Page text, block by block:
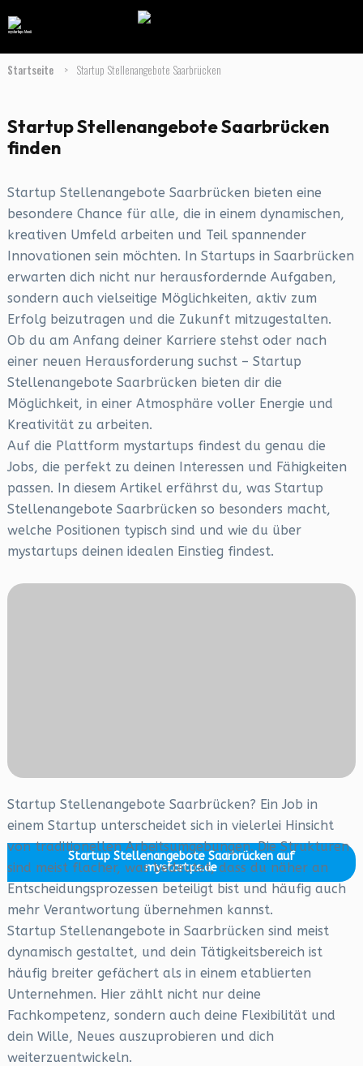
Startseite > Startup Stellenangebote Saarbrücken
Startup Stellenangebote Saarbrücken
finden
Startup Stellenangebote Saarbrücken bieten eine
besondere Chance für alle, die in einem dynamischen,
kreativen Umfeld arbeiten und Teil spannender
Innovationen sein möchten. In Startups in Saarbrücken
erwarten dich nicht nur herausfordernde Aufgaben,
sondern auch vielseitige Möglichkeiten, aktiv zum
Erfolg beizutragen und die Zukunft mitzugestalten.
Ob du am Anfang deiner Karriere stehst oder nach
einer neuen Herausforderung suchst – Startup
Stellenangebote Saarbrücken bieten dir die
Möglichkeit, in einer Atmosphäre voller Energie und
Kreativität zu arbeiten.
Auf die Plattform mystartups findest du genau die
Jobs, die perfekt zu deinen Interessen und Fähigkeiten
passen. In diesem Artikel erfährst du, was Startup
Stellenangebote Saarbrücken so besonders macht,
welche Positionen typisch sind und wie du über
mystartups deinen idealen Einstieg findest.
Startup Stellenangebote Saarbrücken auf
mystartps.de
Startup Stellenangebote Saarbrücken? Ein Job in
einem Startup unterscheidet sich in vielerlei Hinsicht
von traditionellen Arbeitsumgebungen. Die Strukturen
sind meist flacher, was bedeutet, dass du näher an
Entscheidungsprozessen beteiligt bist und häufig auch
mehr Verantwortung übernehmen kannst.
Startup Stellenangebote in Saarbrücken sind meist
dynamisch gestaltet, und dein Tätigkeitsbereich ist
häufig breiter gefächert als in einem etablierten
Unternehmen. Hier zählt nicht nur deine
Fachkompetenz, sondern auch deine Flexibilität und
dein Wille, Neues auszuprobieren und dich
weiterzuentwickeln.